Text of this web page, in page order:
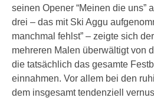
seinen Opener “Meinen die uns”
drei – das mit Ski Aggu
manchmal fehlst” – zeigte sich
mehreren Malen überwältigt von
die tatsächlich das gesamte
einnahmen. Vor allem bei den
dem insgesamt tendenziell